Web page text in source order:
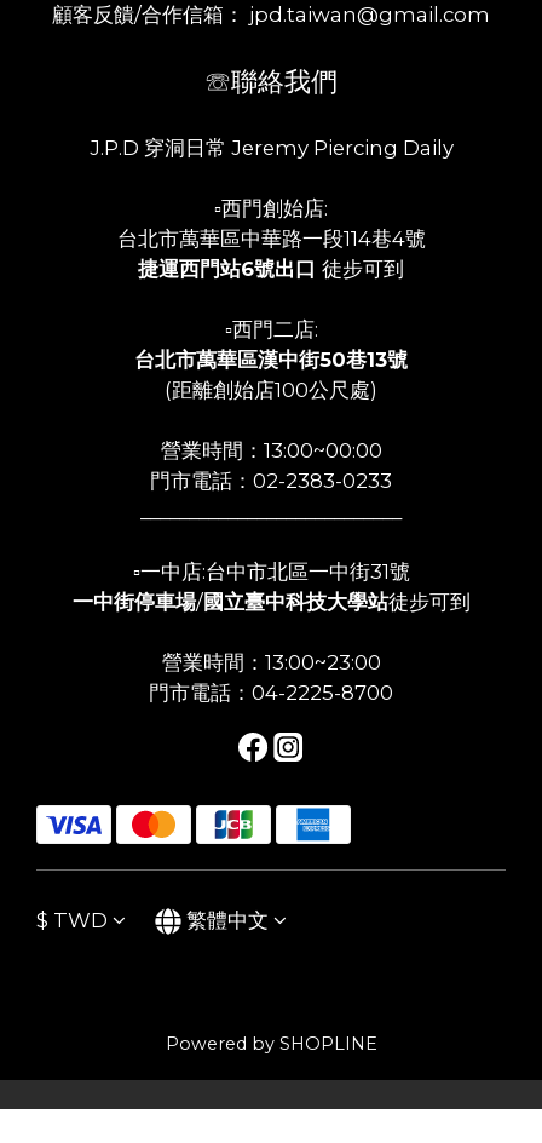
顧客反饋/合作信箱： jpd.taiwan@gmail.com
☏聯絡我們
J.P.D 穿洞日常 Jeremy Piercing Daily
▫️西門創始店:
台北市萬華區中華路一段114巷4號
捷運西門站6號出口 徒步可到
▫️西門二店:
台北市萬華區漢中街50巷13號
(距離創始店100公尺處)
營業時間：13:00~00:00
門市電話：02-2383-0233
▫️一中店:台中市北區一中街31號
一中街停車場/國立臺中科技大學站徒步可到
營業時間：13:00~23:00
門市電話：04-2225-8700
$ TWD 繁體中文
Powered by SHOPLINE